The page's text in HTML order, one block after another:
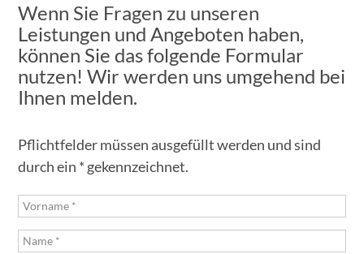
Wenn Sie Fragen zu unseren
Leistungen und Angeboten haben,
können Sie das folgende Formular
nutzen! Wir werden uns umgehend bei
Ihnen melden.
Pflichtfelder müssen ausgefüllt werden und sind
durch ein * gekennzeichnet.